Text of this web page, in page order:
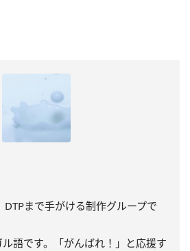
DTPまで手がける制作グループで
ル語です。「がんばれ！」と応援す